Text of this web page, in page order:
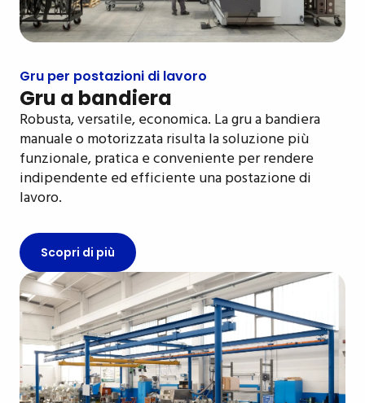
Gru per postazioni di lavoro
Gru a bandiera
Robusta, versatile, economica. La gru a bandiera
manuale o motorizzata risulta la soluzione più
funzionale, pratica e conveniente per rendere
indipendente ed efficiente una postazione di
lavoro.
Scopri di più